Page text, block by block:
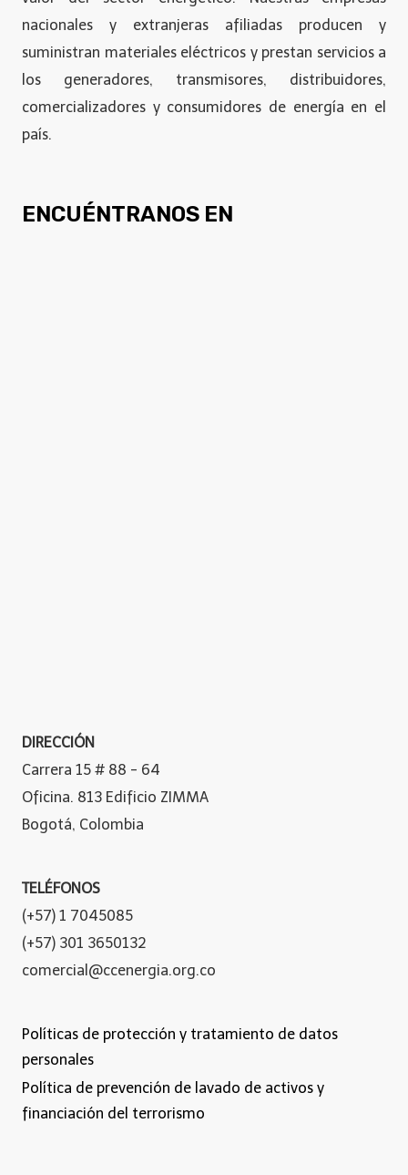
nacionales y extranjeras afiliadas producen y
suministran materiales eléctricos y prestan servicios a
los generadores, transmisores, distribuidores,
comercializadores y consumidores de energía en el
país.
ENCUÉNTRANOS EN
DIRECCIÓN
Carrera 15 # 88 - 64
Oficina. 813 Edificio ZIMMA
Bogotá, Colombia
TELÉFONOS
(+57) 1 7045085
(+57) 301 3650132
comercial@ccenergia.org.co
Políticas de protección y tratamiento de datos
personales
Política de prevención de lavado de activos y
financiación del terrorismo